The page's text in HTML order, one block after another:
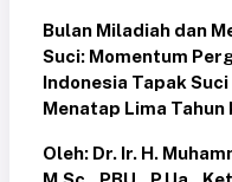
Bulan Miladiah dan
Suci: Momentum
Indonesia Tapak
Menatap Lima Tahun
Oleh: Dr. Ir. H.